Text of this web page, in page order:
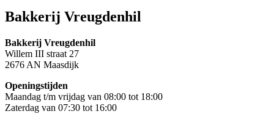
Bakkerij Vreugdenhil
Bakkerij Vreugdenhil
Willem III straat 27
2676 AN Maasdijk
Openingstijden
Maandag t/m vrijdag van 08:00 tot 18:00
Zaterdag van 07:30 tot 16:00